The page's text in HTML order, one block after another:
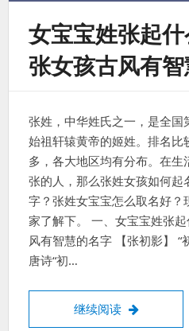
女宝宝姓张起
张女孩古风有
张姓，中华姓氏之一，是全国
始祖轩辕黄帝的姬姓。排名比
多，各大地区均有分布。在
张的人，那么张姓女孩如何起
字？张姓女宝宝怎么取名好？
家了解下。 一、女宝宝姓张
风有智慧的名字 【张初影】 “
唐诗“初…
继续阅读 女宝宝姓